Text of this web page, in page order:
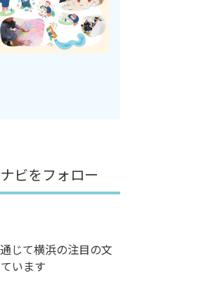
ビをフォロー
じて横浜の注目の文
います